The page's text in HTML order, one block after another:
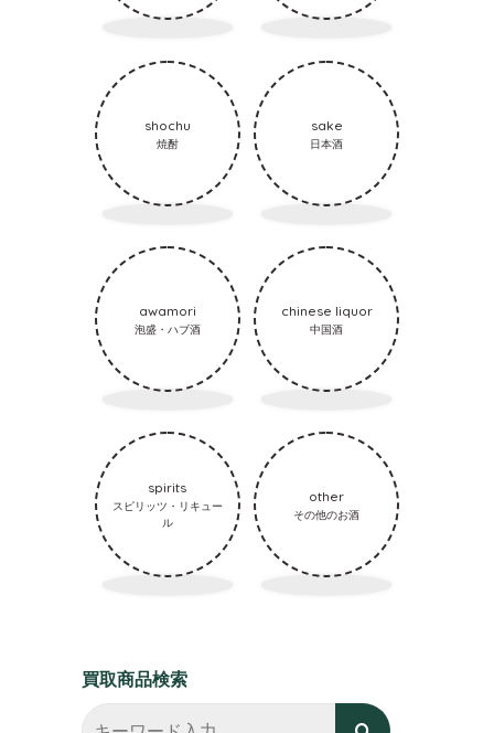
shochu
焼酎
sake
日本酒
awamori
泡盛・ハブ酒
chinese liquor
中国酒
spirits
スピリッツ・リキュー
ル
other
その他のお酒
買取商品検索